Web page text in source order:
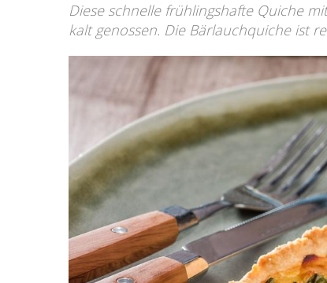
Diese schnelle frühlingshafte Quiche
kalt genossen. Die Bärlauchquiche ist